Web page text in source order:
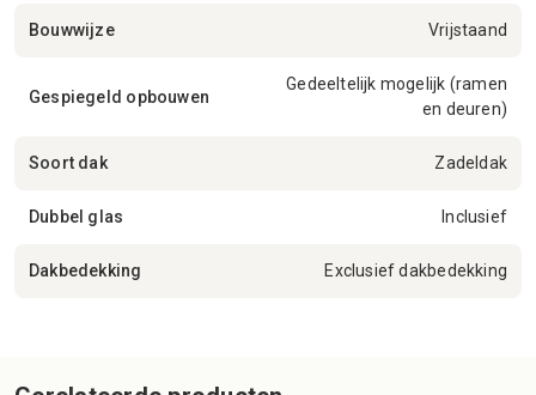
Bouwwijze Vrijstaand
Gespiegeld opbouwen
Gedeeltelijk mogelijk (ramen
en deuren)
Soort dak Zadeldak
Dubbel glas Inclusief
Dakbedekking Exclusief dakbedekking